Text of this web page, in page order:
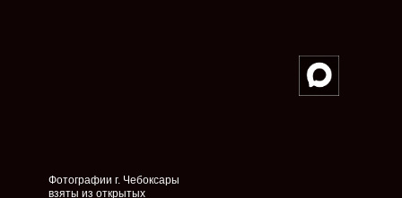
Фотографии г. Чебоксары
взяты из открытых